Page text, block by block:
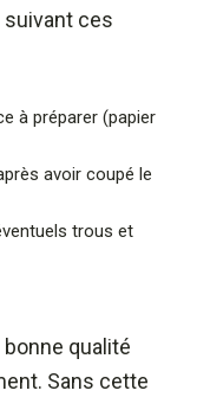
suivant ces
à préparer (papier
avoir coupé le
trous et
qualité
Sans cette